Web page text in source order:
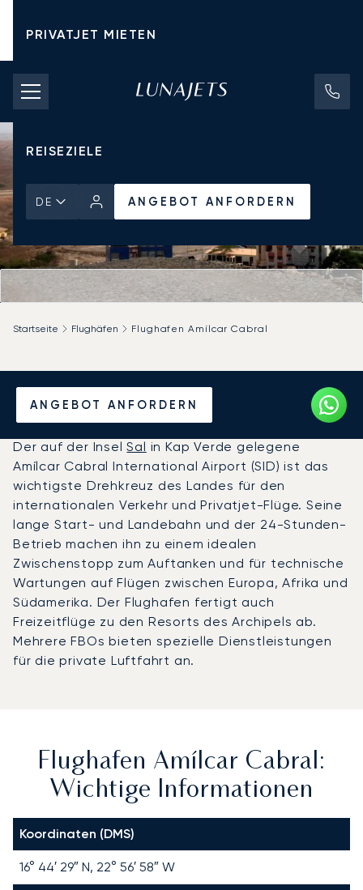
PRIVATJET MIETEN
CHARTERPREISE
PRIVATJETS
REISEZIELE
DE ANGEBOT ANFORDERN
ANGEBOT ANFORDERN
Startseite Flughäfen Flughafen Amílcar Cabral
Privatjet chartern zum
Flughafen Amílcar Cabral
Der auf der InselSal in Kap Verde gelegene
Amílcar Cabral International Airport (SID) ist das
wichtigste Drehkreuz des Landes für den
internationalen Verkehr und Privatjet-Flüge. Seine
lange Start- und Landebahn und der 24-Stunden-
Betrieb machen ihn zu einem idealen
Zwischenstopp zum Auftanken und für technische
Wartungen auf Flügen zwischen Europa, Afrika und
Südamerika. Der Flughafen fertigt auch
Freizeitflüge zu den Resorts des Archipels ab.
Mehrere FBOs bieten spezielle Dienstleistungen
für die private Luftfahrt an.
Flughafen Amílcar Cabral:
Wichtige Informationen
Koordinaten (DMS)
16° 44′ 29″ N, 22° 56′ 58″ W